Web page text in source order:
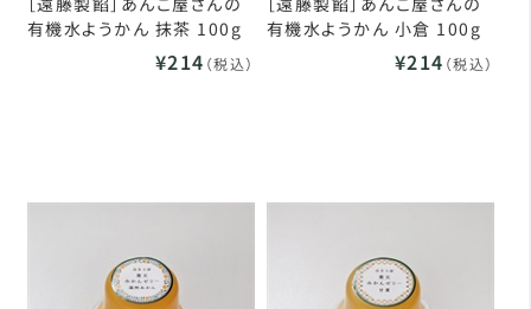
有機水ようかん 抹茶 100g
¥214 （税込）
有機水ようかん 小倉 100g
¥214 （税込）